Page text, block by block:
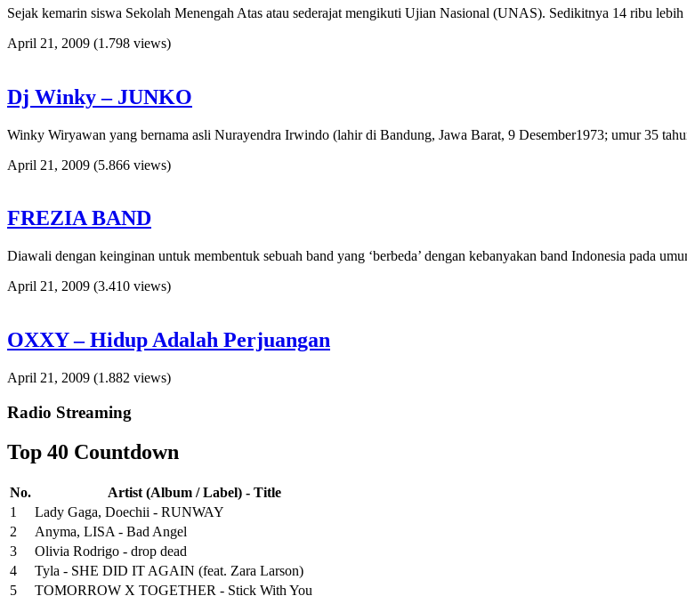
Sejak kemarin siswa Sekolah Menengah Atas atau sederajat mengikuti Ujian Nasional (UNAS). Sedikitnya 14 ribu
April 21, 2009 (1.798 views)
Dj Winky – JUNKO
Winky Wiryawan yang bernama asli Nurayendra Irwindo (lahir di Bandung, Jawa Barat, 9 Desember1973; umur 35
April 21, 2009 (5.866 views)
FREZIA BAND
Diawali dengan keinginan untuk membentuk sebuah band yang ‘berbeda’ dengan kebanyakan band Indonesia pada
April 21, 2009 (3.410 views)
OXXY – Hidup Adalah Perjuangan
April 21, 2009 (1.882 views)
Radio Streaming
Top 40 Countdown
No.
Artist (Album / Label) - Title
1
Lady Gaga, Doechii - RUNWAY
2
Anyma, LISA - Bad Angel
3
Olivia Rodrigo - drop dead
4
Tyla - SHE DID IT AGAIN (feat. Zara Larson)
5
TOMORROW X TOGETHER - Stick With You